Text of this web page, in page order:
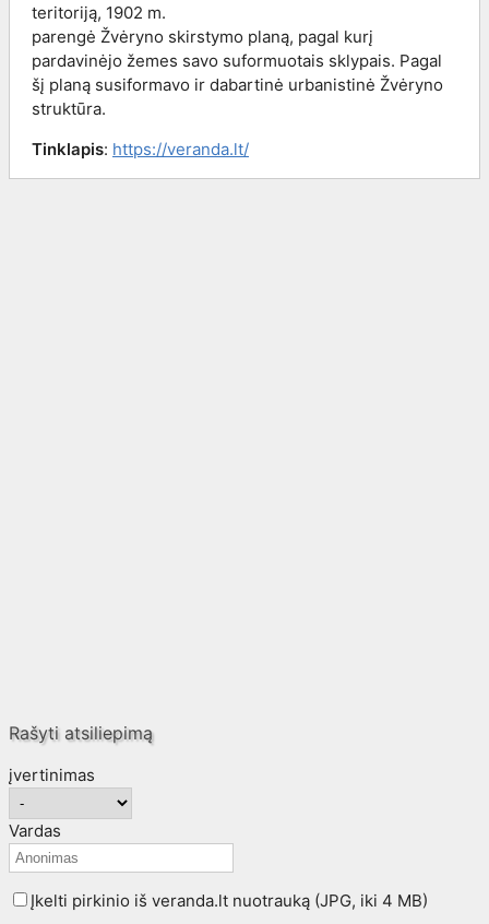
teritoriją, 1902 m.
parengė Žvėryno skirstymo planą, pagal kurį
pardavinėjo žemes savo suformuotais sklypais. Pagal
šį planą susiformavo ir dabartinė urbanistinė Žvėryno
struktūra.
Tinklapis: https://veranda.lt/
Rašyti atsiliepimą
įvertinimas
Vardas
Įkelti pirkinio iš veranda.lt nuotrauką (JPG, iki 4 MB)